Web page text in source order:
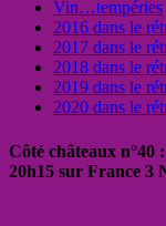
Vin…tempéries
2016 dans le
2017 dans le
2018 dans le
2019 dans le
2020 dans le
Côté châteaux n°40
20h15 sur France 3